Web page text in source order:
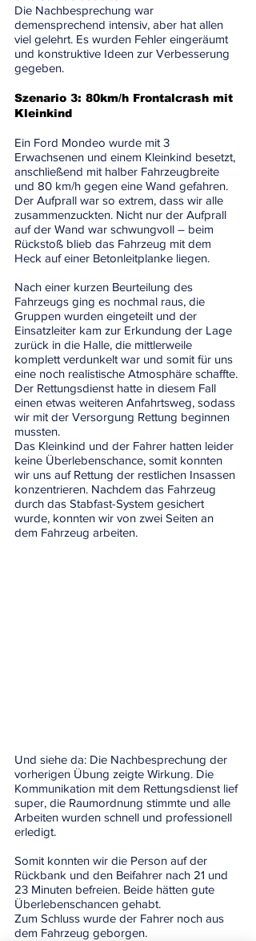
Die Nachbesprechung war
demensprechend intensiv, aber hat allen
viel gelehrt. Es wurden Fehler eingeräumt
und konstruktive Ideen zur Verbesserung
gegeben.
Szenario 3: 80km/h Frontalcrash mit
Kleinkind
Ein Ford Mondeo wurde mit 3
Erwachsenen und einem Kleinkind besetzt,
anschließend mit halber Fahrzeugbreite
und 80 km/h gegen eine Wand gefahren.
Der Aufprall war so extrem, dass wir alle
zusammenzuckten. Nicht nur der Aufprall
auf der Wand war schwungvoll – beim
Rückstoß blieb das Fahrzeug mit dem
Heck auf einer Betonleitplanke liegen.
Nach einer kurzen Beurteilung des
Fahrzeugs ging es nochmal raus, die
Gruppen wurden eingeteilt und der
Einsatzleiter kam zur Erkundung der Lage
zurück in die Halle, die mittlerweile
komplett verdunkelt war und somit für uns
eine noch realistische Atmosphäre schaffte.
Der Rettungsdienst hatte in diesem Fall
einen etwas weiteren Anfahrtsweg, sodass
wir mit der Versorgung Rettung beginnen
mussten.
Das Kleinkind und der Fahrer hatten leider
keine Überlebenschance, somit konnten
wir uns auf Rettung der restlichen Insassen
konzentrieren. Nachdem das Fahrzeug
durch das Stabfast-System gesichert
wurde, konnten wir von zwei Seiten an
dem Fahrzeug arbeiten.
Und siehe da: Die Nachbesprechung der
vorherigen Übung zeigte Wirkung. Die
Kommunikation mit dem Rettungsdienst lief
super, die Raumordnung stimmte und alle
Arbeiten wurden schnell und professionell
erledigt.
Somit konnten wir die Person auf der
Rückbank und den Beifahrer nach 21 und
23 Minuten befreien. Beide hätten gute
Überlebenschancen gehabt.
Zum Schluss wurde der Fahrer noch aus
dem Fahrzeug geborgen.